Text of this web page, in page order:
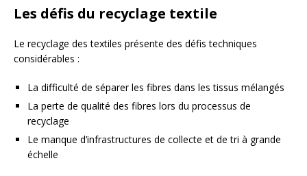
Les défis du recyclage textile
Le recyclage des textiles présente des défis techniques
considérables :
La difficulté de séparer les fibres dans les tissus mélangés
La perte de qualité des fibres lors du processus de
recyclage
Le manque d’infrastructures de collecte et de tri à grande
échelle